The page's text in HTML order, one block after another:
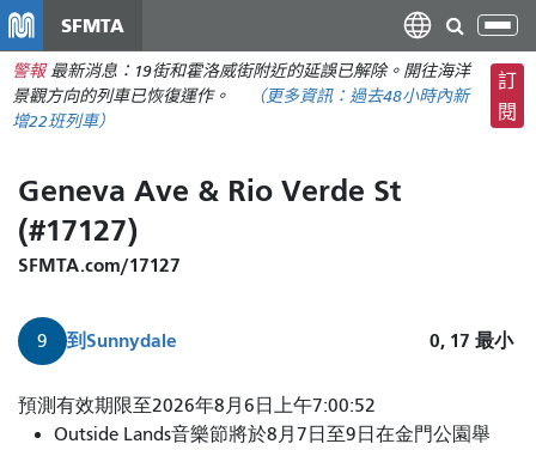
主
要
SFMTA
切
換
導
航
警報 最新消息：19街和霍洛威街附近的延誤已解除。開往海洋
景觀方向的列車已恢復運作。
（更多資訊： 過去48小時內新
增22班列車）
訂
閱
Geneva Ave & Rio Verde St
(#17127)
SFMTA.com/17127
9 到 Sunnydale 0, 17 最小
9
號
預測有效期限至2026年8月6日上午7:00:52
Outside Lands音樂節將於8月7日至9日在金門公園舉